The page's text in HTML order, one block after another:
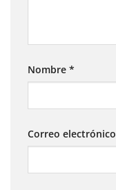
Nombre *
Correo electrónico